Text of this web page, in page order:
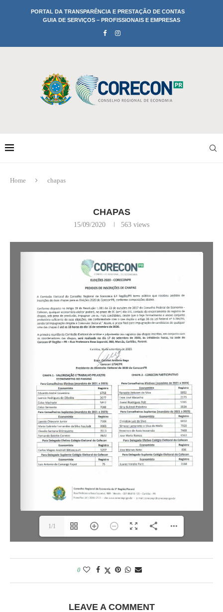
PORTAL DA TRANSPARÊNCIA E PRESTAÇÃO DE CONTAS
GUIA DE SERVIÇOS – PROFISSIONAIS E EMPRESAS
Home chapas
CHAPAS
15/09/2020 563 views
1/1
0
LEAVE A COMMENT